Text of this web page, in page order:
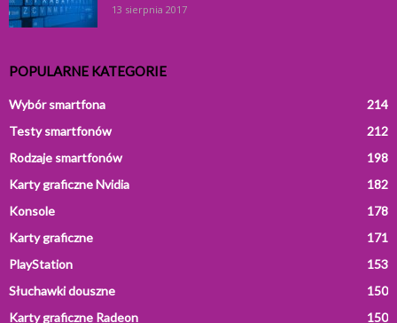
13 sierpnia 2017
POPULARNE KATEGORIE
Wybór smartfona
214
Testy smartfonów
212
Rodzaje smartfonów
198
Karty graficzne Nvidia
182
Konsole
178
Karty graficzne
171
PlayStation
153
Słuchawki douszne
150
Karty graficzne Radeon
150